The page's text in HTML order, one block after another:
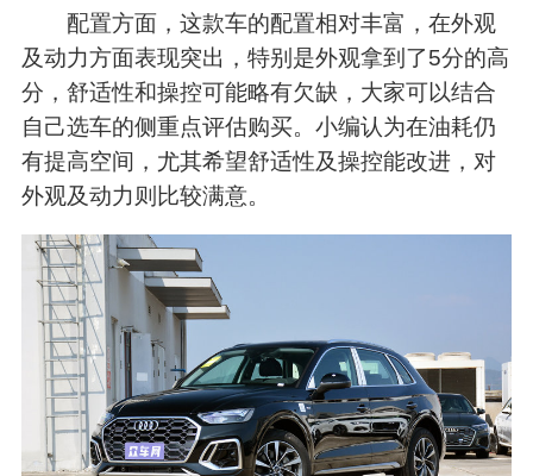
配置方面，这款车的配置相对丰富，在外观
及动力方面表现突出，特别是外观拿到了5分的高
分，舒适性和操控可能略有欠缺，大家可以结合
自己选车的侧重点评估购买。小编认为在油耗仍
有提高空间，尤其希望舒适性及操控能改进，对
外观及动力则比较满意。